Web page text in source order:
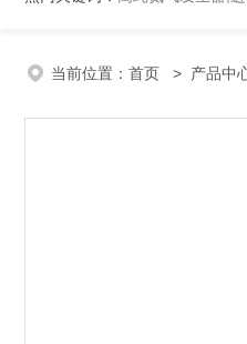
当前位置： 首页 > 产品中